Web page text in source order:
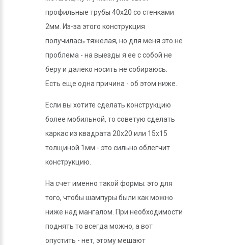
профильные трубы 40х20 со стенками
2мм. Из-за этого конструкция
получилась тяжелая, но для меня это не
проблема - на выезды я ее с собой не
беру и далеко носить не собираюсь.
Есть еще одна причина - об этом ниже.
Если вы хотите сделать конструкцию
более мобильной, то советую сделать
каркас из квадрата 20х20 или 15х15
толщиной 1мм - это сильно облегчит
конструкцию.
На счет именно такой формы: это для
того, чтобы шампуры были как можно
ниже над мангалом. При необходимости
поднять то всегда можно, а вот
опустить - нет, этому мешают